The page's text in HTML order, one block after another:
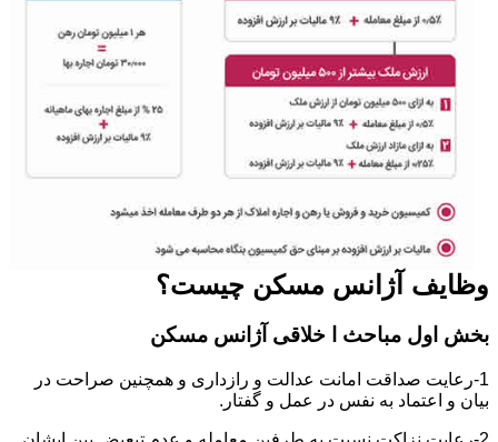
وظایف آژانس مسکن چیست؟
بخش اول مباحث ا خلاقی آژانس مسکن
1-رعایت صداقت امانت عدالت و رازداری و همچنین صراحت در
بیان و اعتماد به نفس در عمل و گفتار.